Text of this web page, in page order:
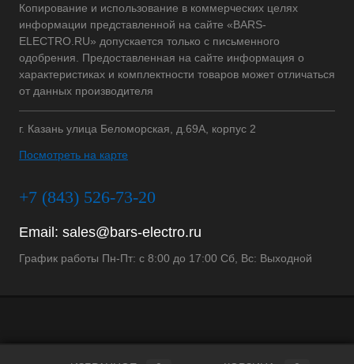
Копирование и использование в коммерческих целях
информации представленной на сайте «BARS-
ELECTRO.RU» допускается только с письменного
одобрения. Предоставленная на сайте информация о
характеристиках и комплектности товаров может отличаться
от данных производителя
г. Казань улица Беломорская, д.69А, корпус 2
Посмотреть на карте
+7 (843) 526-73-20
Email: sales@bars-electro.ru
График работы Пн-Пт: с 8:00 до 17:00 Сб, Вс: Выходной